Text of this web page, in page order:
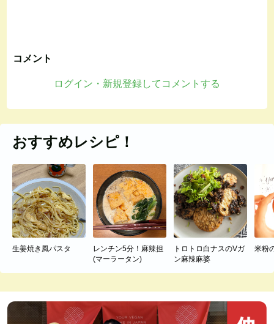
コメント
ログイン・新規登録してコメントする
おすすめレシピ！
生姜焼き風パスタ
レンチン5分！麻辣担
(マーラータン)
トロトロ白ナスのVガ
ン麻辣麻婆
米粉